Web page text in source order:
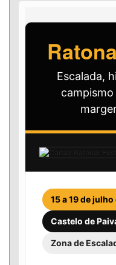
Escalada,
15 a 19 de
Castelo de
Zona de